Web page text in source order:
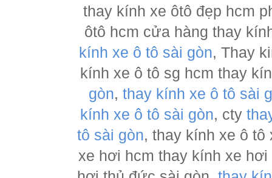
thay kính xe ôtô đẹp hcm
ôtô hcm cửa hàng thay
kính xe ô tô sài gòn, Thay
kính xe ô tô sg hcm thay
gòn, thay kính xe ô tô sài
kính xe ô tô sài gòn, cty
tô sài gòn, thay kính xe ô
xe hơi hcm thay kính xe